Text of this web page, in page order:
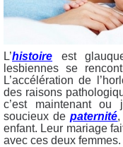
L’histoire est
lesbiennes se
L’accélération de
des raisons
c’est maintenant ou
soucieux depaternité
enfant. Leur mariage
avec ces deux